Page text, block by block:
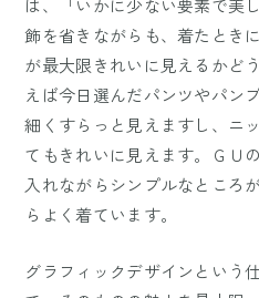
は、「いかに少ない要素で美
飾を省きながらも、着たとき
が最大限きれいに見えるかど
えば今日選んだパンツやパン
細くすらっと見えますし、ニ
てもきれいに見えます。ＧＵ
入れながらシンプルなところ
らよく着ています。
グラフィックデザインという